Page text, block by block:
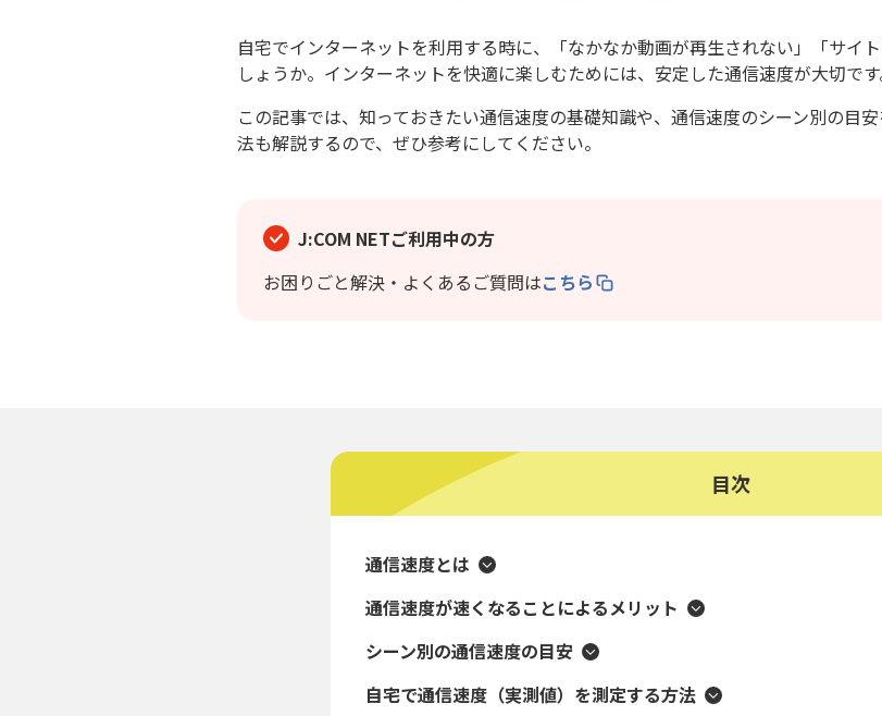
自宅でインターネットを利用する時に、「なかなか動画が再生されない」「サイ
しょうか。インターネットを快適に楽しむためには、安定した通信速度が大切です
この記事では、知っておきたい通信速度の基礎知識や、通信速度のシーン別の目
法も解説するので、ぜひ参考にしてください。
J:COM NETご利用中の方
お困りごと解決・よくあるご質問はこちら
目次
通信速度とは
通信速度が速くなることによるメリット
シーン別の通信速度の目安
自宅で通信速度（実測値）を測定する方法